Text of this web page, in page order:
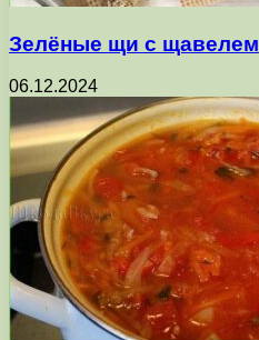
Зелёные щи с щавелем
06.12.2024